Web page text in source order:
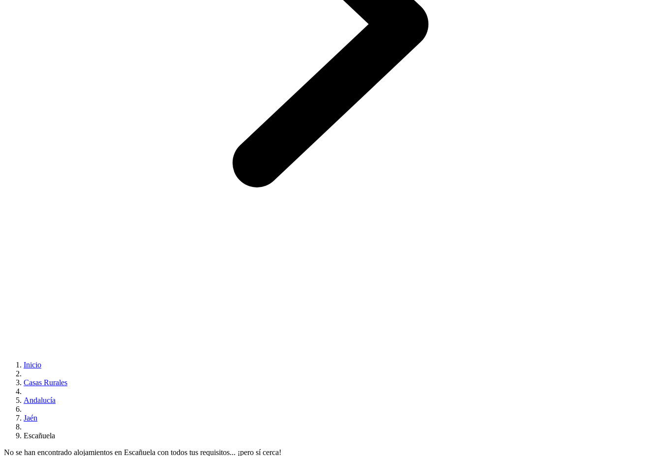
Inicio
Casas Rurales
Andalucía
Jaén
Escañuela
No se han encontrado alojamientos en Escañuela con todos tus requisitos... ¡pero sí cerca!